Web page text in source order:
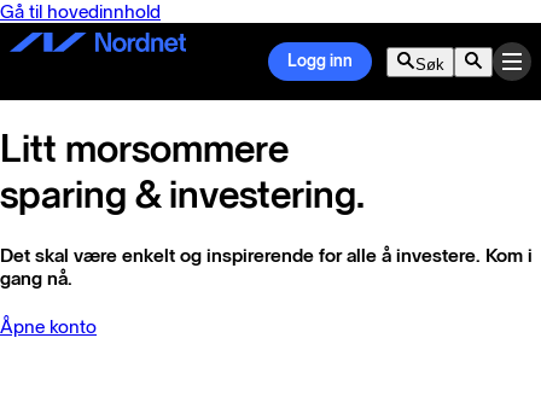
Gå til hovedinnhold
Logg inn Søk
Litt morsommere
sparing & investering.
Det skal være enkelt og inspirerende for alle å investere. Kom i
gang nå.
Åpne konto